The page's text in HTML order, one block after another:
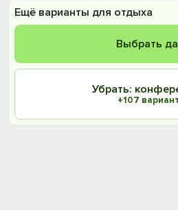
Ещё варианты для отдыха
Выбрать
Убрать:
+107